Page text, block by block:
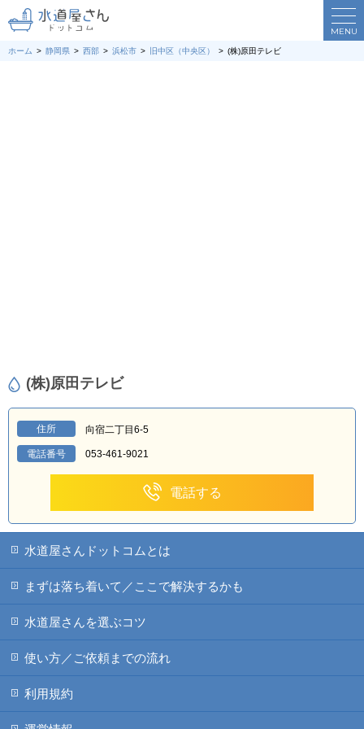
MENU
ホーム 静岡県 西部 浜松市 旧中区（中央区） (株)原田テレビ
(株)原田テレビ
住所 向宿二丁目6-5
電話番号 053-461-9021
電話する
水道屋さんドットコムとは
まずは落ち着いて／ここで解決するかも
水道屋さんを選ぶコツ
使い方／ご依頼までの流れ
利用規約